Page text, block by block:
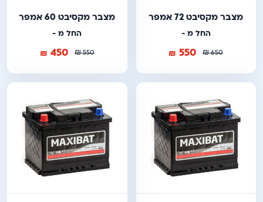
מצבר מקסיבט 72 אמפר
החל מ -
650
₪
550
₪
מצבר מקסיבט 60 אמפר
החל מ -
550
₪
450
₪